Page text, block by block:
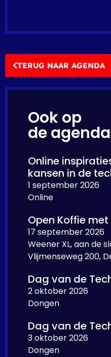
TERUG NAAR AGENDA
Ook op
de agenda
Online
kansen in de
1 september 2026
Online
Open Koffie
17 september 2026
Weener XL, aan de
Vlijmenseweg 200,
Dag van de
2 oktober 2026
Dongen
Dag van de
3 oktober 2026
Dongen